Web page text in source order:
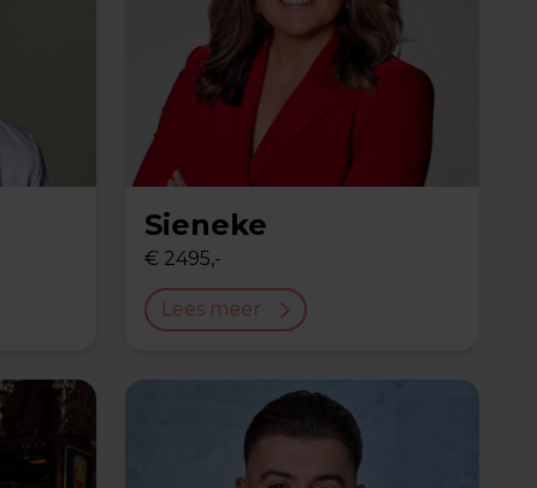
Sieneke
€ 2495,-
Lees meer